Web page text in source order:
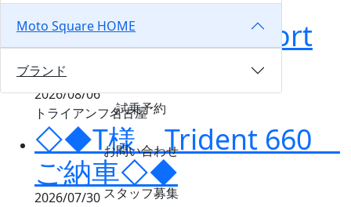
試乗予約
お問い合わせ
スタッフ募集
Moto Square HOME
ブランド
トライアンフ名古屋
◇◆K様 Tiger Sport
800 ご納車◇◆
2026/08/06
トライアンフ名古屋
◇◆T様 Trident 660
ご納車◇◆
2026/07/30